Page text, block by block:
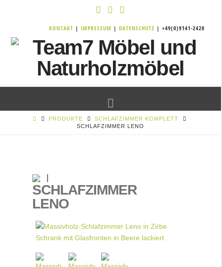
KONTAKT | IMPRESSUM | DATENSCHUTZ | +49(0)9141-2420
PRODUKTE
SCHLAFZIMMER KOMPLETT
SCHLAFZIMMER LENO
SCHLAFZIMMER
LENO